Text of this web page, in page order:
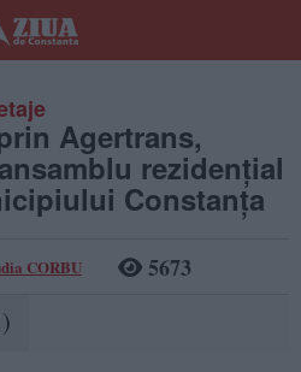
Agertrans,
rezidențial
Constanța
CORBU 5673